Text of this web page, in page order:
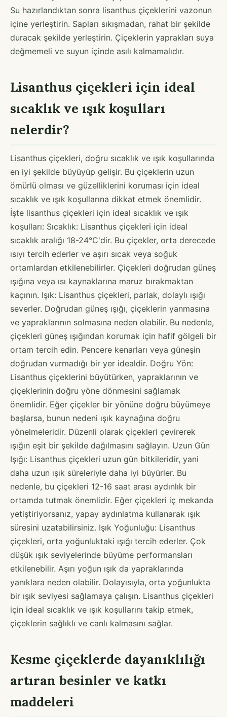
Su hazırlandıktan sonra lisanthus çiçeklerini vazonun
içine yerleştirin. Sapları sıkışmadan, rahat bir şekilde
duracak şekilde yerleştirin. Çiçeklerin yaprakları suya
değmemeli ve suyun içinde asılı kalmamalıdır.
Lisanthus çiçekleri için ideal
sıcaklık ve ışık koşulları
nelerdir?
Lisanthus çiçekleri, doğru sıcaklık ve ışık koşullarında
en iyi şekilde büyüyüp gelişir. Bu çiçeklerin uzun
ömürlü olması ve güzelliklerini koruması için ideal
sıcaklık ve ışık koşullarına dikkat etmek önemlidir.
İşte lisanthus çiçekleri için ideal sıcaklık ve ışık
koşulları: Sıcaklık: Lisanthus çiçekleri için ideal
sıcaklık aralığı 18-24°C'dir. Bu çiçekler, orta derecede
ısıyı tercih ederler ve aşırı sıcak veya soğuk
ortamlardan etkilenebilirler. Çiçekleri doğrudan güneş
ışığına veya ısı kaynaklarına maruz bırakmaktan
kaçının. Işık: Lisanthus çiçekleri, parlak, dolaylı ışığı
severler. Doğrudan güneş ışığı, çiçeklerin yanmasına
ve yapraklarının solmasına neden olabilir. Bu nedenle,
çiçekleri güneş ışığından korumak için hafif gölgeli bir
ortam tercih edin. Pencere kenarları veya güneşin
doğrudan vurmadığı bir yer idealdir. Doğru Yön:
Lisanthus çiçeklerini büyütürken, yapraklarının ve
çiçeklerinin doğru yöne dönmesini sağlamak
önemlidir. Eğer çiçekler bir yönüne doğru büyümeye
başlarsa, bunun nedeni ışık kaynağına doğru
yönelmeleridir. Düzenli olarak çiçekleri çevirerek
ışığın eşit bir şekilde dağılmasını sağlayın. Uzun Gün
Işığı: Lisanthus çiçekleri uzun gün bitkileridir, yani
daha uzun ışık süreleriyle daha iyi büyürler. Bu
nedenle, bu çiçekleri 12-16 saat arası aydınlık bir
ortamda tutmak önemlidir. Eğer çiçekleri iç mekanda
yetiştiriyorsanız, yapay aydınlatma kullanarak ışık
süresini uzatabilirsiniz. Işık Yoğunluğu: Lisanthus
çiçekleri, orta yoğunluktaki ışığı tercih ederler. Çok
düşük ışık seviyelerinde büyüme performansları
etkilenebilir. Aşırı yoğun ışık da yapraklarında
yanıklara neden olabilir. Dolayısıyla, orta yoğunlukta
bir ışık seviyesi sağlamaya çalışın. Lisanthus çiçekleri
için ideal sıcaklık ve ışık koşullarını takip etmek,
çiçeklerin sağlıklı ve canlı kalmasını sağlar.
Kesme çiçeklerde dayanıklılığı
artıran besinler ve katkı
maddeleri